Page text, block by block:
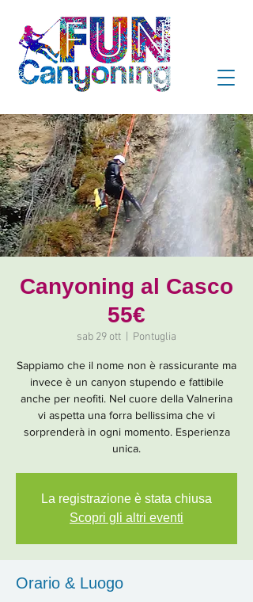
Canyoning al Casco
55€
sab 29 ott Pontuglia
Sappiamo che il nome non è rassicurante ma
invece è un canyon stupendo e fattibile
anche per neofiti. Nel cuore della Valnerina
vi aspetta una forra bellissima che vi
sorprenderà in ogni momento. Esperienza
unica.
La registrazione è stata chiusa
Scopri gli altri eventi
Orario & Luogo